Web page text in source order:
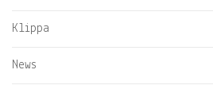
Klippa
News